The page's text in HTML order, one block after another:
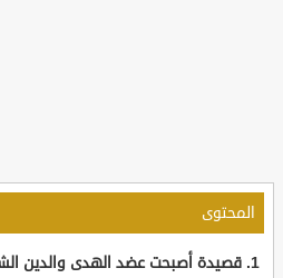
المحتوى
قصيدة أصبحت عضد الهدى والدين